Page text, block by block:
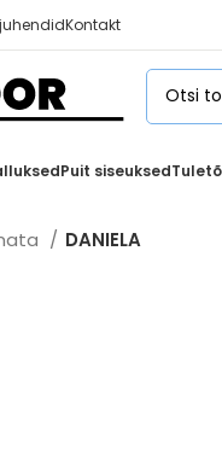
Kontakt
Puit siseuksed
DANIELA